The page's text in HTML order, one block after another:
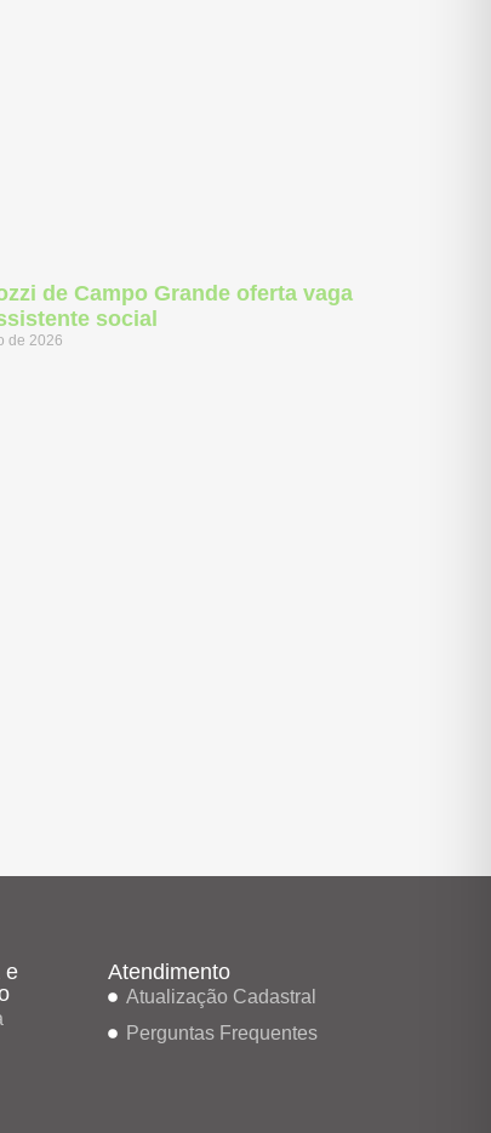
de Campo Grande oferta vaga
social
de 2026
e
Atendimento
Atualização Cadastral
Perguntas Frequentes